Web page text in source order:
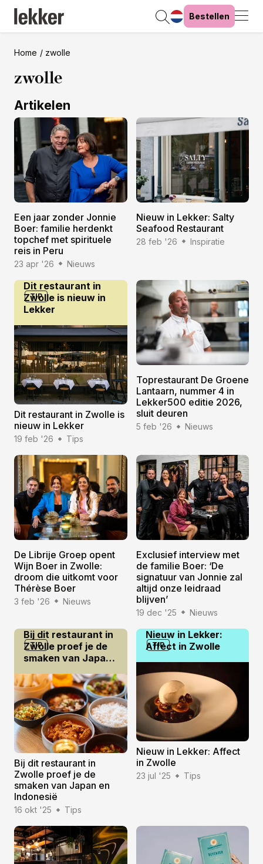
Bestellen
Home zwolle
zwolle
Artikelen
Een jaar zonder Jonnie
Boer: familie herdenkt
topchef met spirituele
reis in Peru
23 apr '26 Nieuws
Nieuw in Lekker: Salty
Seafood Restaurant
28 feb '26 Inspiratie
TIP
Dit restaurant in
Zwolle is nieuw in
Lekker
Dit restaurant in Zwolle is
nieuw in Lekker
19 feb '26 Tips
Toprestaurant De Groene
Lantaarn, nummer 4 in
Lekker500 editie 2026,
sluit deuren
5 feb '26 Nieuws
De Librije Groep opent
Wijn Boer in Zwolle:
droom die uitkomt voor
Thérèse Boer
3 feb '26 Nieuws
Exclusief interview met
de familie Boer: ‘De
signatuur van Jonnie zal
altijd onze leidraad
blijven’
19 dec '25 Nieuws
TIP
Bij dit restaurant in
Zwolle proef je de
smaken van Japan
Bij dit restaurant in
Zwolle proef je de
smaken van Japan en
Indonesië
16 okt '25 Tips
TIP
Nieuw in Lekker:
Affect in Zwolle
Nieuw in Lekker: Affect
in Zwolle
23 jul '25 Tips